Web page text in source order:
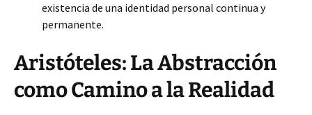
existencia de una identidad personal continua y
permanente.
Aristóteles: La Abstracción
como Camino a la Realidad